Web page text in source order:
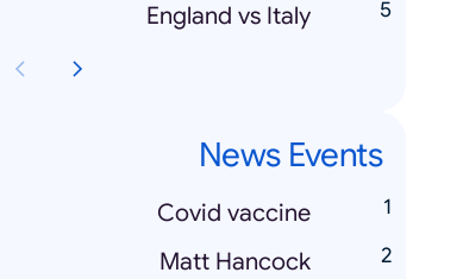
England vs Italy
News Events
Covid vaccine
Matt Hancock